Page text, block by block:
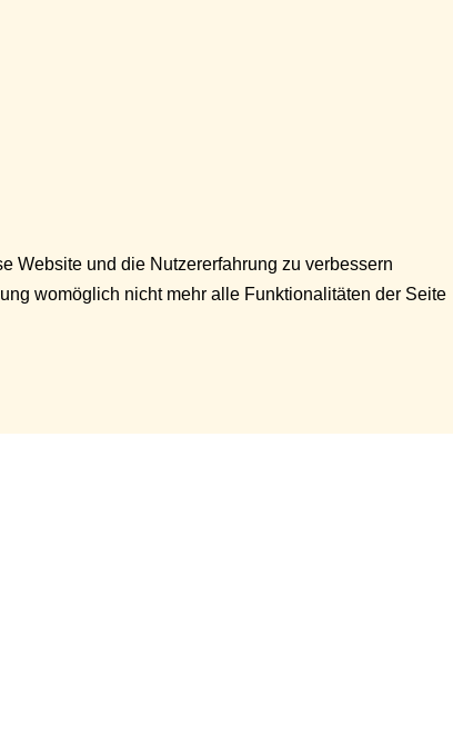
Website und die Nutzererfahrung zu verbessern
womöglich nicht mehr alle Funktionalitäten der Seite